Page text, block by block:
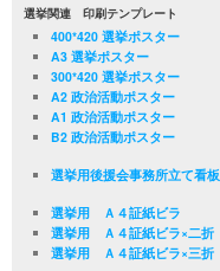
選挙関連 印刷テンプレート
400*420 選挙ポスター
A3 選挙ポスター
300*420 選挙ポスター
A2 政治活動ポスター
A1 政治活動ポスター
B2 政治活動ポスター
選挙用後援会事務所立て看板
選挙用 Ａ４証紙ビラ
選挙用 Ａ４証紙ビラ×二折
選挙用 Ａ４証紙ビラ×三折